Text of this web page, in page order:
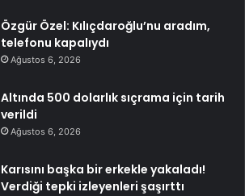
Özgür Özel: Kılıçdaroğlu’nu aradım,
telefonu kapalıydı
Ağustos 6, 2026
Altında 500 dolarlık sıçrama için tarih
verildi
Ağustos 6, 2026
Karısını başka bir erkekle yakaladı!
Verdiği tepki izleyenleri şaşırttı